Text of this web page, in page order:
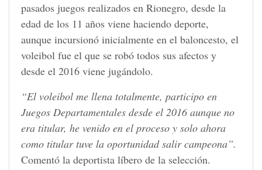
pasados juegos realizados en Rionegro, desde la
edad de los 11 años viene haciendo deporte,
aunque incursionó inicialmente en el baloncesto, el
voleibol fue el que se robó todos sus afectos y
desde el 2016 viene jugándolo.
“El voleibol me llena totalmente, participo en
Juegos Departamentales desde el 2016 aunque no
era titular, he venido en el proceso y solo ahora
como titular tuve la oportunidad salir campeona”.
Comentó la deportista líbero de la selección.